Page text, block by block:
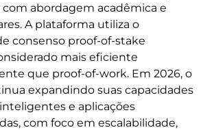
abordagem acadêmica e
A plataforma utiliza o
consenso proof-of-stake
mais eficiente
que proof-of-work. Em 2026, o
expandindo suas capacidades
e aplicações
com foco em escalabilidade,